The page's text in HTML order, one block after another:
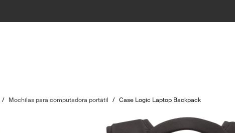
/ Mochilas para computadora portátil / Case Logic Laptop Backpack